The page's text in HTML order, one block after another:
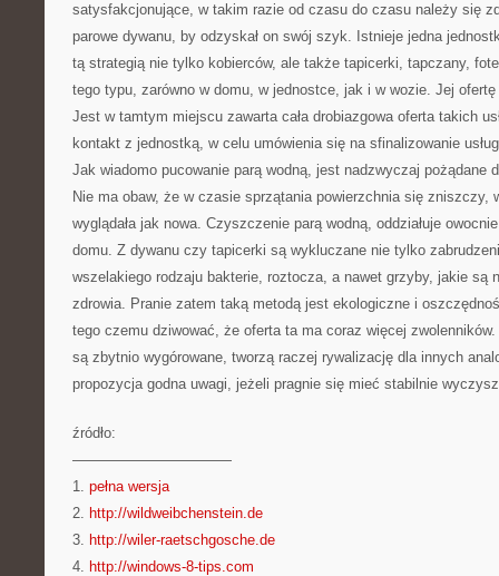
satysfakcjonujące, w takim razie od czasu do czasu należy się
parowe dywanu, by odzyskał on swój szyk. Istnieje jedna
tą strategią nie tylko kobierców, ale także tapicerki, tapczany,
tego typu, zarówno w domu, w jednostce, jak i w wozie. Jej
Jest w tamtym miejscu zawarta cała drobiazgowa oferta takich
kontakt z jednostką, w celu umówienia się na sfinalizowanie
Jak wiadomo pucowanie parą wodną, jest nadzwyczaj pożądane
Nie ma obaw, że w czasie sprzątania powierzchnia się zniszczy,
wyglądała jak nowa. Czyszczenie parą wodną, oddziałuje
domu. Z dywanu czy tapicerki są wykluczane nie tylko
wszelakiego rodzaju bakterie, roztocza, a nawet grzyby, jakie są
zdrowia. Pranie zatem taką metodą jest ekologiczne i
tego czemu dziwować, że oferta ta ma coraz więcej
są zbytnio wygórowane, tworzą raczej rywalizację dla innych
propozycja godna uwagi, jeżeli pragnie się mieć stabilnie
źródło:
———————————
1. pełna wersja
2. http://wildweibchenstein.de
3. http://wiler-raetschgosche.de
4. http://windows-8-tips.com